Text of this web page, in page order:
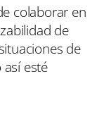
colaborar en
de
de
esté